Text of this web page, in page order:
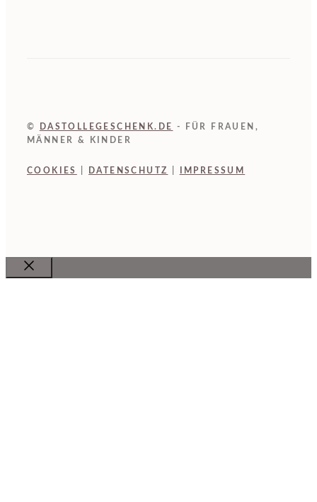
© DASTOLLEGESCHENK.DE
- FÜR FRAUEN,
MÄNNER & KINDER
COOKIES DATENSCHUTZ IMPRESSUM